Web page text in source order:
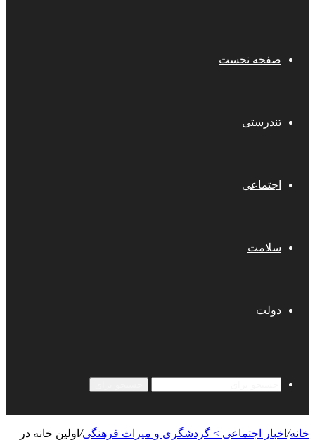
صفحه نخست
تندرستی
اجتماعی
سلامت
دولت
خانه/ اخبار اجتماعی > گردشگری و ميراث فرهنگی/ اولین خانه در